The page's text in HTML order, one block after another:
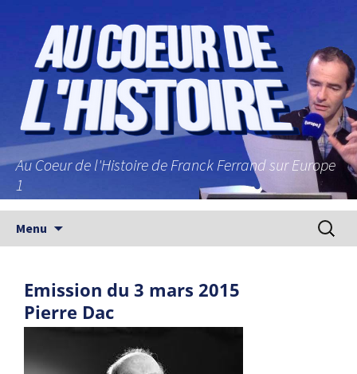
Au Coeur de l'Histoire de Franck Ferrand sur Europe
1
Menu
Emission du 3 mars 2015
Pierre Dac